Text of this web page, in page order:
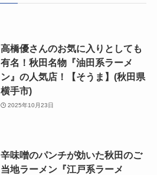
高橋優さんのお気に入りとしても
有名！秋田名物『油田系ラーメ
ン』の人気店！【そうま】(秋田県
横手市)
2025年10月23日
辛味噌のパンチが効いた秋田のご
当地ラーメン『江戸系ラーメ